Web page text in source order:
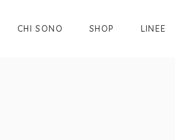
CHI SONO SHOP LINEE